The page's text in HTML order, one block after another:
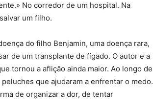
No corredor de um hospital. Na
um filho.
do filho Benjamin, uma doença rara,
de um transplante de fígado. O autor e a
tornou a aflição ainda maior. Ao longo de
que ajudaram a enfrentar o medo.
de organizar a dor, de tentar